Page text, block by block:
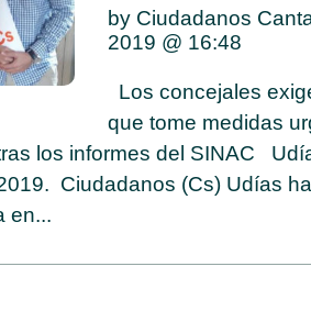
by Ciudadanos
2019 @ 16:48
Los concejales
que tome medidas
los informes del SINAC
Ciudadanos (Cs) Udías
en...